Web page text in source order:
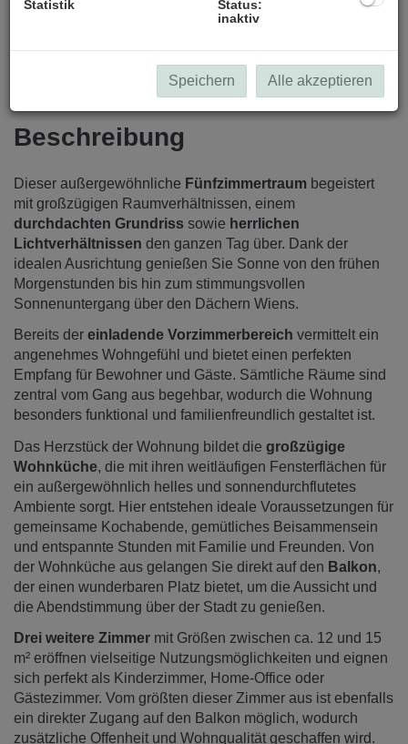
Beschreibung
Dieser außergewöhnliche Fünfzimmertraum begeistert
mit großzügigen Raumverhältnissen, einem
durchdachten Grundriss sowie herrlichen
Lichtverhältnissen den ganzen Tag über. Dank der
idealen Ausrichtung genießen Sie Sonne von den frühen
Morgenstunden bis hin zum stimmungsvollen
Sonnenuntergang über den Dächern Wiens.
Bereits der einladende Vorzimmerbereich vermittelt ein
angenehmes Wohngefühl und bietet einen perfekten
Empfang für Bewohner und Gäste. Sämtliche Räume sind
zentral vom Gang aus begehbar, wodurch die Wohnung
besonders funktional und familienfreundlich gestaltet ist.
Das Herzstück der Wohnung bildet die großzügige
Wohnküche, die mit ihren weitläufigen Fensterflächen für
ein außergewöhnlich helles und sonnendurchflutetes
Ambiente sorgt. Hier entstehen ideale Voraussetzungen für
gemeinsame Kochabende, gemütliches Beisammensein
und entspannte Stunden mit Familie und Freunden. Von
der Wohnküche aus gelangen Sie direkt auf den Balkon,
der einen wunderbaren Platz bietet, um die Aussicht und
die Abendstimmung über der Stadt zu genießen.
Drei weitere Zimmer mit Größen zwischen ca. 12 und 15
m² eröffnen vielseitige Nutzungsmöglichkeiten und eignen
sich perfekt als Kinderzimmer, Home-Office oder
Gästezimmer. Vom größten dieser Zimmer aus ist ebenfalls
ein direkter Zugang auf den Balkon möglich, wodurch
zusätzliche Offenheit und Wohnqualität geschaffen wird.
Statistik
Status:
inaktiv
Speichern Alle akzeptieren